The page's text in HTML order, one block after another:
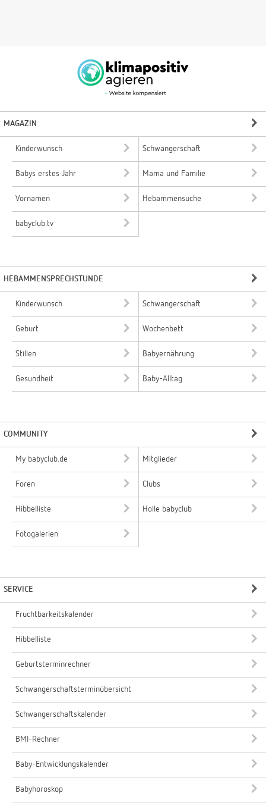
MAGAZIN
Kinderwunsch Schwangerschaft
Babys erstes Jahr Mama und Familie
Vornamen Hebammensuche
babyclub.tv
HEBAMMENSPRECHSTUNDE
Kinderwunsch Schwangerschaft
Geburt Wochenbett
Stillen Babyernährung
Gesundheit Baby-Alltag
COMMUNITY
My babyclub.de Mitglieder
Foren Clubs
Hibbelliste Holle babyclub
Fotogalerien
SERVICE
Fruchtbarkeitskalender
Hibbelliste
Geburtsterminrechner
Schwangerschaftsterminübersicht
Schwangerschaftskalender
BMI-Rechner
Baby-Entwicklungskalender
Babyhoroskop